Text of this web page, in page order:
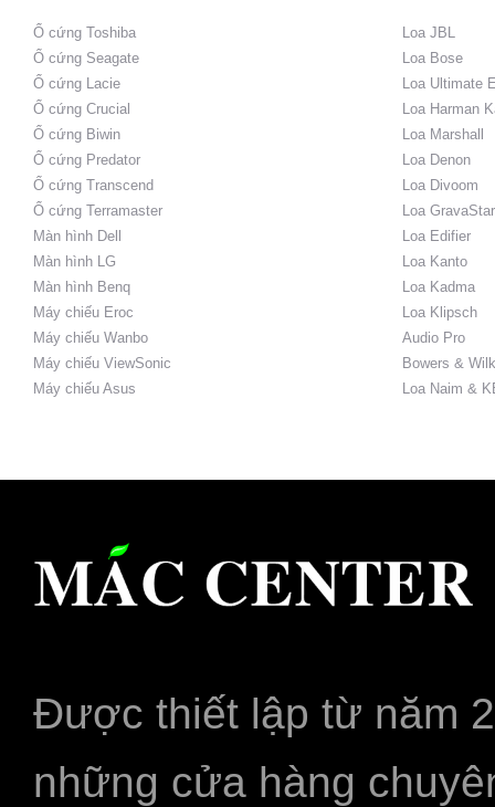
Ổ cứng Toshiba
Ổ cứng Seagate
Ổ cứng Lacie
Ổ cứng Crucial
Ổ cứng Biwin
Ổ cứng Predator
Ổ cứng Transcend
Ổ cứng Terramaster
Màn hình Dell
Màn hình LG
Màn hình Benq
Máy chiếu Eroc
Máy chiếu Wanbo
Máy chiếu ViewSonic
Máy chiếu Asus
Loa JBL
Loa Bose
Loa Ultimate
Loa Harman
Loa Marshall
Loa Denon
Loa Divoom
Loa GravaStar
Loa Edifier
Loa Kanto
Loa Kadma
Loa Klipsch
Audio Pro
Bowers &
Loa Naim &
Được thiết lập từ năm
những cửa hàng